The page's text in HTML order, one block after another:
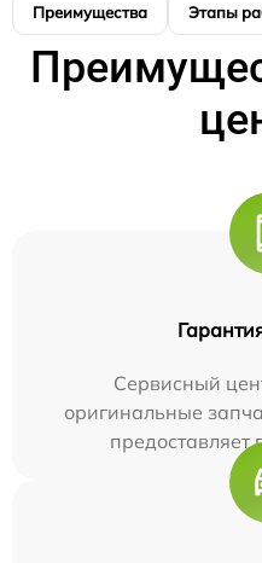
Преимущества Этапы
Сервисный
оригинальные
предоставляет